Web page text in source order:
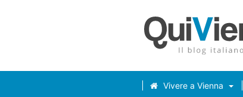
Vivere a Vienna